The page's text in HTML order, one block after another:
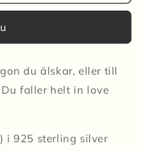
du älskar, eller till
faller helt in love
i 925 sterling silver